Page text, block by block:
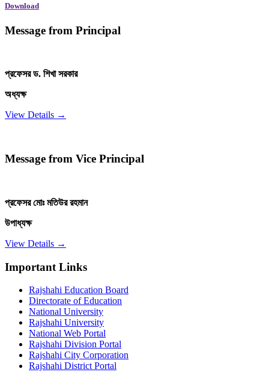
Download
Message from Principal
প্রফেসর ড. শিখা সরকার
অধ্যক্ষ
View Details →
Message from Vice Principal
প্রফেসর মোঃ মতিউর রহমান
উপাধ্যক্ষ
View Details →
Important Links
Rajshahi Education Board
Directorate of Education
National University
Rajshahi University
National Web Portal
Rajshahi Division Portal
Rajshahi City Corporation
Rajshahi District Portal